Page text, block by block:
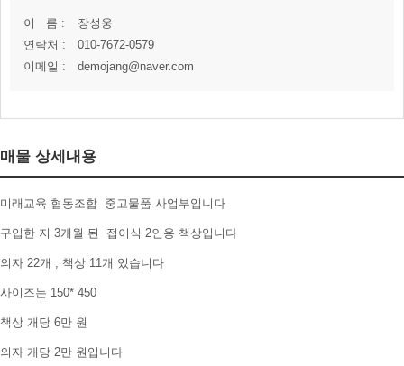
이 름 :
장성웅
연락처 :
010-7672-0579
이메일 :
demojang@naver.com
매물 상세내용
미래교육 협동조합 중고물품 사업부입니다
구입한 지 3개월 된 접이식 2인용 책상입니다
의자 22개 , 책상 11개 있습니다
사이즈는 150* 450
책상 개당 6만 원
의자 개당 2만 원입니다